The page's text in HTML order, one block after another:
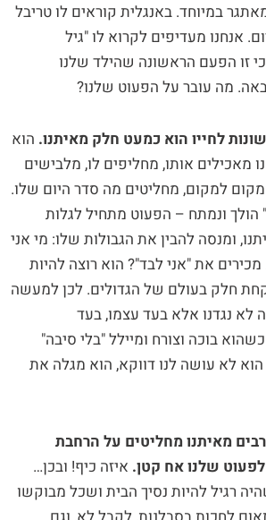
במיוחד. באנגלית קוראים לו טריבל
אנחנו מעדיפים לקרוא לו "גיל
זו הפעם הראשונה שהילד שלנו
מה עובר על הפעוט שלנו?
לחייו הוא כמעט חלק מאיתנו. הוא
מאכילים אותו, מחליפים לו, מלבישים
למקום, מחליטים מה סדר היום שלו.
הולך ונמתח – הפעוט מתחיל לגלות
ומנסה להבין את הגבולות שלו: מי אני
את "אני לבד"? הוא רוצה להיות
חלק בעולם של הגדולים. לכן למעשה
נגדנו אלא בעד עצמו, בעד
בוכה וצורח ומיילל "בלי סיבה"
הוא לא עושה לנו דווקא, הוא מגלה את
מאיתנו מחליטים על הרחבת
שלנו אח קטן. איזה כיף! ובכן…
רגיל להיות נסיך הבית ושכל מבוקשו